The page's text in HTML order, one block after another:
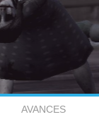
AVANCES